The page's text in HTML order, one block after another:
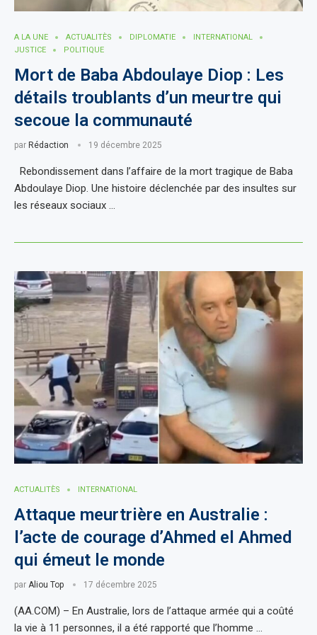
A LA UNE ACTUALITÈS DIPLOMATIE
INTERNATIONAL
JUSTICE
POLITIQUE
Mort de Baba Abdoulaye Diop : Les
détails troublants d’un meurtre qui
secoue la communauté
par Rédaction 19 décembre 2025
Rebondissement dans l’affaire de la mort tragique de Baba
Abdoulaye Diop. Une histoire déclenchée par des insultes sur
les réseaux sociaux …
ACTUALITÈS INTERNATIONAL
Attaque meurtrière en Australie :
l’acte de courage d’Ahmed el Ahmed
qui émeut le monde
par Aliou Top 17 décembre 2025
(AA.COM) – En Australie, lors de l’attaque armée qui a coûté
la vie à 11 personnes, il a été rapporté que l’homme …